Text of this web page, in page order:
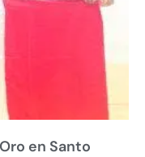
en Santo